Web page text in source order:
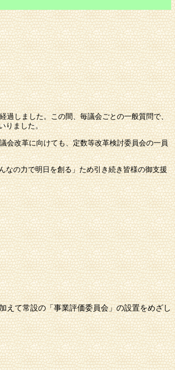
過しました。この間、毎議会ごとの一般質問で、
りました。
会改革に向けても、定数等改革検討委員会の一員
なの力で明日を創る」ため引き続き皆様の御支援
て常設の「事業評価委員会」の設置をめざし